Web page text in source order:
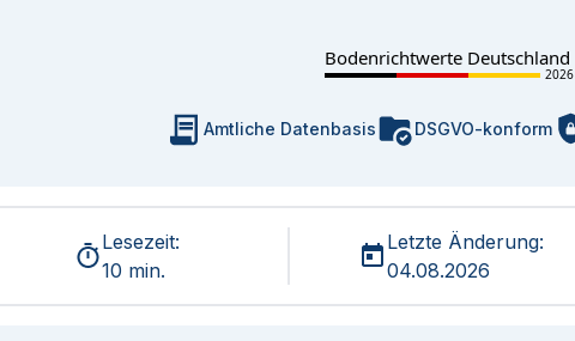
Bodenrichtwerte Deutschland
2026
Amtliche Datenbasis DSGVO-konform
Lesezeit:
10 min.
Letzte Änderung:
04.08.2026